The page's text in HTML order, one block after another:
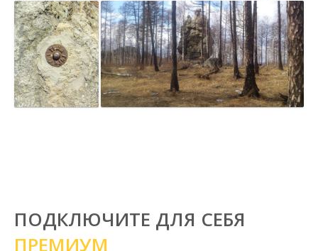
ПОДКЛЮЧИТЕ ДЛЯ СЕБЯ
ПРЕМИУМ